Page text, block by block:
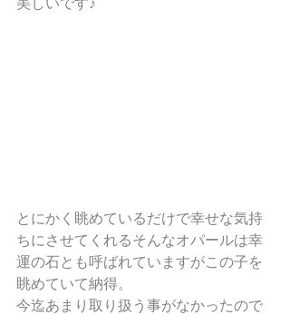
美しいです♪
とにかく眺めているだけで幸せな気持
ちにさせてくれるそんなオパールは幸
運の石とも呼ばれていますがこの子を
眺めていて納得。
今迄あまり取り扱う事がなかったので